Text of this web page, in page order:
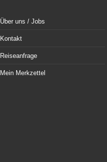
Über uns / Jobs
Kontakt
Reiseanfrage
Mein Merkzettel